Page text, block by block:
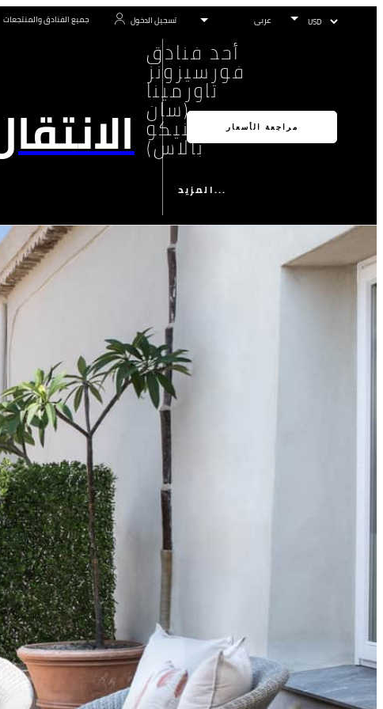
جميع الفنادق والمنتجعات تسجيل الدخول
أحد فنادق
فورسيزونز
تاورمينا
(سان
دومينيكو
بالاس)
المزيد...
مراجعة الأسعار